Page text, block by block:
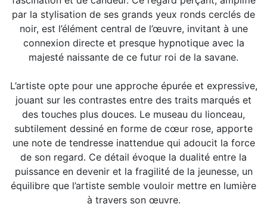
par la stylisation de ses grands yeux ronds cerclés de
noir, est l’élément central de l’œuvre, invitant à une
connexion directe et presque hypnotique avec la
majesté naissante de ce futur roi de la savane.
L’artiste opte pour une approche épurée et expressive,
jouant sur les contrastes entre des traits marqués et
des touches plus douces. Le museau du lionceau,
subtilement dessiné en forme de cœur rose, apporte
une note de tendresse inattendue qui adoucit la force
de son regard. Ce détail évoque la dualité entre la
puissance en devenir et la fragilité de la jeunesse, un
équilibre que l’artiste semble vouloir mettre en lumière
à travers son œuvre.